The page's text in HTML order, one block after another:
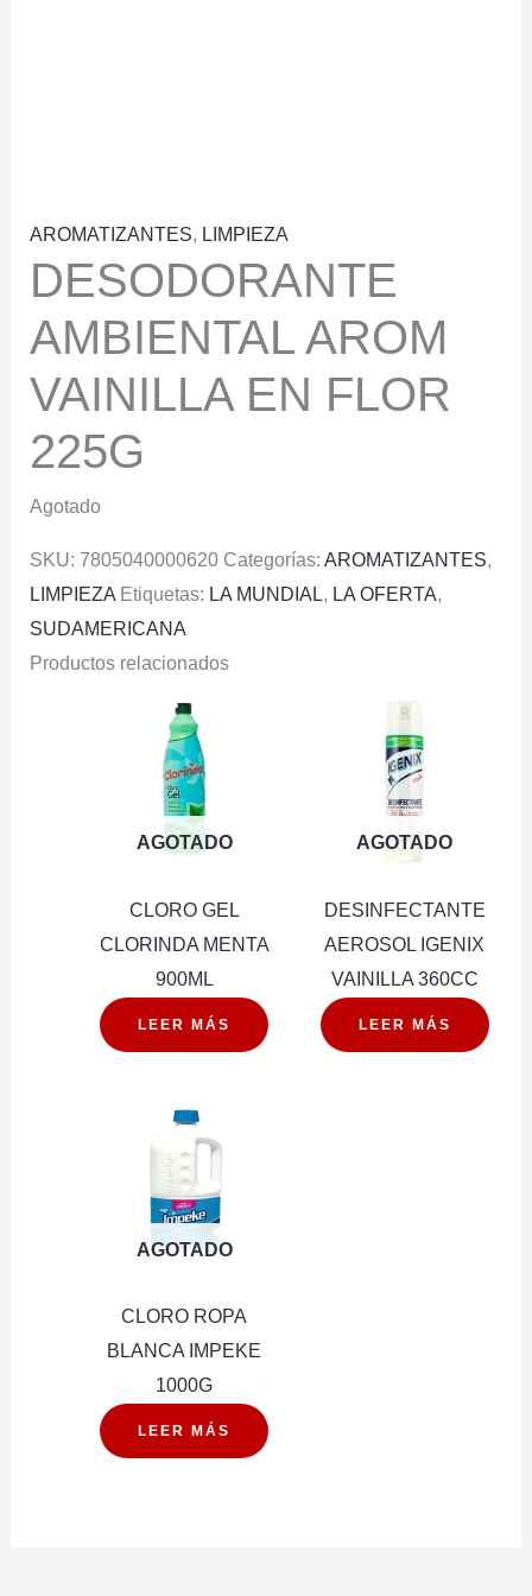
AROMATIZANTES, LIMPIEZA
DESODORANTE
AMBIENTAL AROM
VAINILLA EN FLOR
225G
Agotado
SKU: 7805040000620 Categorías: AROMATIZANTES,
LIMPIEZA Etiquetas: LA MUNDIAL, LA OFERTA,
SUDAMERICANA
Productos relacionados
AGOTADO
CLORO GEL
CLORINDA MENTA
900ML
LEER MÁS
AGOTADO
DESINFECTANTE
AEROSOL IGENIX
VAINILLA 360CC
LEER MÁS
AGOTADO
CLORO ROPA
BLANCA IMPEKE
1000G
LEER MÁS